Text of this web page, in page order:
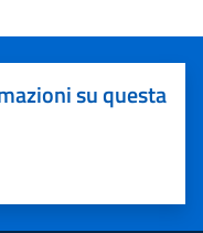
su questa